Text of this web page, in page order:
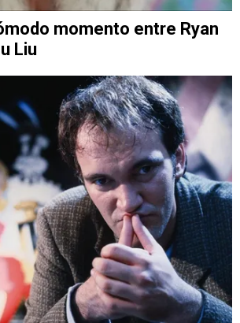
momento entre Ryan
Liu